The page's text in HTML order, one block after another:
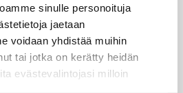
sinulle personoituja
jaetaan
voidaan yhdistää muihin
tai jotka on kerätty heidän
evästevalintojasi milloin